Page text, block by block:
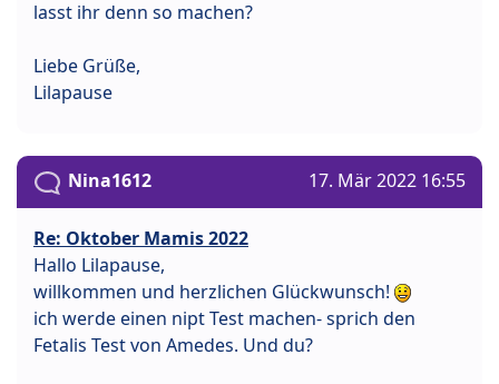
lasst ihr denn so machen?
Liebe Grüße,
Lilapause
Nina1612 17. Mär 2022 16:55
Re: Oktober Mamis 2022
Hallo Lilapause,
willkommen und herzlichen Glückwunsch!
ich werde einen nipt Test machen- sprich den
Fetalis Test von Amedes. Und du?